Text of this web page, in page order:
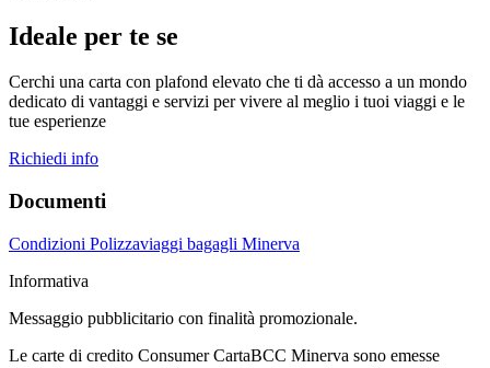
Ideale per te se
Cerchi una carta con plafond elevato che ti dà accesso a un mondo
dedicato di vantaggi e servizi per vivere al meglio i tuoi viaggi e le
tue esperienze
Richiedi info
Documenti
Condizioni Polizzaviaggi bagagli Minerva
Informativa
Messaggio pubblicitario con finalità promozionale.
Le carte di credito Consumer CartaBCC Minerva sono emesse